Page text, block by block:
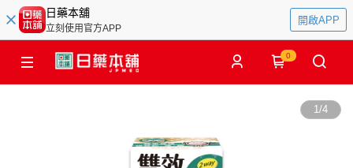
日藥本舖
立刻使用官方APP
開啟APP
0
1/4